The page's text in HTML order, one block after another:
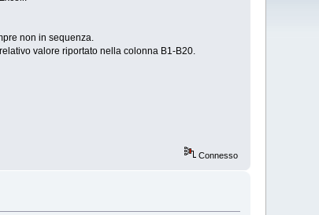
non in sequenza.
valore riportato nella colonna B1-B20.
Connesso